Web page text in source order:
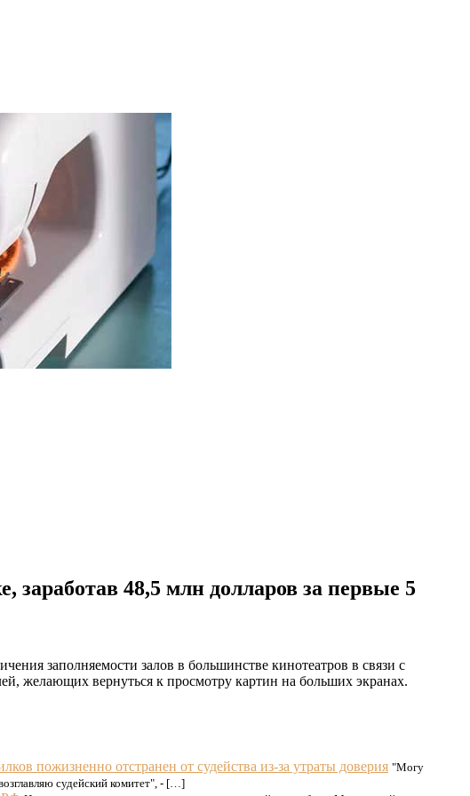
заработав 48,5 млн долларов за первые 5
заполняемости залов в большинстве кинотеатров в связи с
желающих вернуться к просмотру картин на больших экранах.
пожизненно отстранен от судейства из-за утраты доверия "Могу
судейский комитет", - […]